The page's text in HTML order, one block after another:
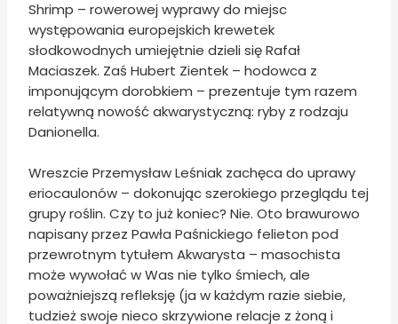
Shrimp – rowerowej wyprawy do miejsc
występowania europejskich krewetek
słodkowodnych umiejętnie dzieli się Rafał
Maciaszek. Zaś Hubert Zientek – hodowca z
imponującym dorobkiem – prezentuje tym razem
relatywną nowość akwarystyczną: ryby z rodzaju
Danionella.
Wreszcie Przemysław Leśniak zachęca do uprawy
eriocaulonów – dokonując szerokiego przeglądu tej
grupy roślin. Czy to już koniec? Nie. Oto brawurowo
napisany przez Pawła Paśnickiego felieton pod
przewrotnym tytułem Akwarysta – masochista
może wywołać w Was nie tylko śmiech, ale
poważniejszą refleksję (ja w każdym razie siebie,
tudzież swoje nieco skrzywione relacje z żoną i